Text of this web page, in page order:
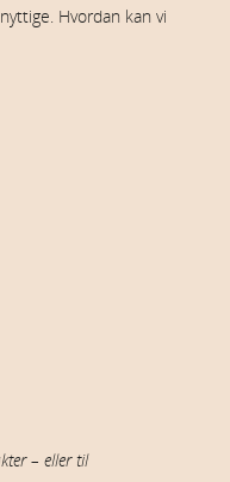
Hvordan kan vi
– eller til